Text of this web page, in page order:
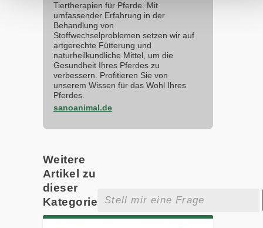
Tiertherapien für Pferde. Mit
umfassender Erfahrung in der
Behandlung von
Stoffwechselproblemen setzen wir auf
artgerechte Fütterung und
naturheilkundliche Mittel, um die
Gesundheit Ihres Pferdes zu
verbessern. Profitieren Sie von
unserem Wissen für das Wohl Ihres
Pferdes.
sanoanimal.de
Weitere
Artikel zu
dieser
Kategorie